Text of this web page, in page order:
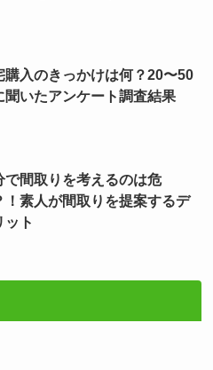
購入のきっかけは何？20〜50
聞いたアンケート調査結果
で間取りを考えるのは危
！素人が間取りを提案するデ
ット